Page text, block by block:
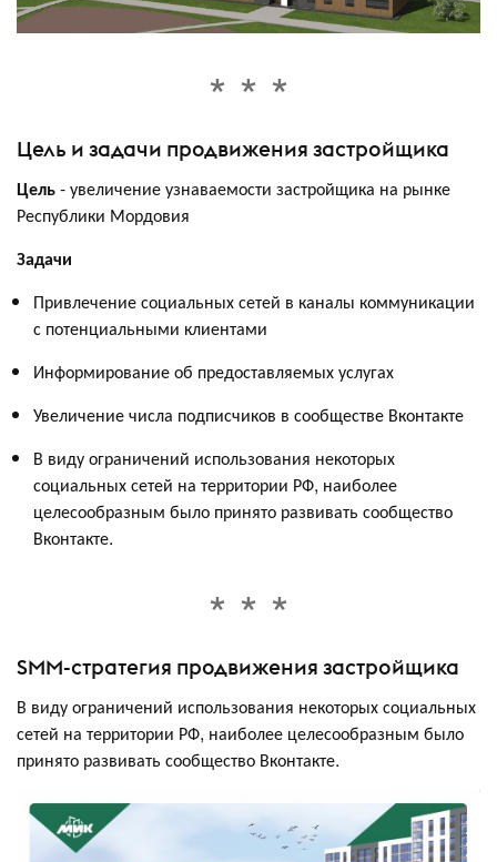
Цель и задачи продвижения застройщика
Цель- увеличение узнаваемости застройщика на рынке
Республики Мордовия
Задачи
Привлечение социальных сетей в каналы коммуникации
с потенциальными клиентами
Информирование об предоставляемых услугах
Увеличение числа подписчиков в сообществе Вконтакте
В виду ограничений использования некоторых
социальных сетей на территории РФ, наиболее
целесообразным было принято развивать сообщество
Вконтакте.
SMM-стратегия продвижения застройщика
В виду ограничений использования некоторых социальных
сетей на территории РФ, наиболее целесообразным было
принято развивать сообщество Вконтакте.